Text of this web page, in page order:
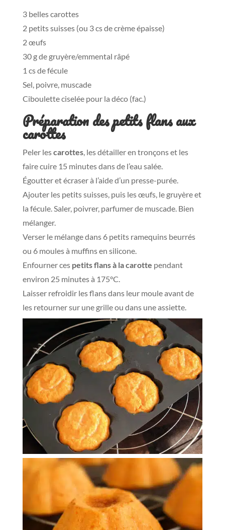
3 belles carottes
2 petits suisses (ou 3 cs de crème épaisse)
2 œufs
30 g de gruyère/emmental râpé
1 cs de fécule
Sel, poivre, muscade
Ciboulette ciselée pour la déco (fac.)
Préparation des petits flans aux
carottes
Peler lescarottes, les détailler en tronçons et les
faire cuire 15 minutes dans de l’eau salée.
Égoutter et écraser à l’aide d’un presse-purée.
Ajouter les petits suisses, puis les œufs, le gruyère et
la fécule. Saler, poivrer, parfumer de muscade. Bien
mélanger.
Verser le mélange dans 6 petits ramequins beurrés
ou 6 moules à muffins en silicone.
Enfourner ces petits flans à la carotte pendant
environ 25 minutes à 175°C.
Laisser refroidir les flans dans leur moule avant de
les retourner sur une grille ou dans une assiette.